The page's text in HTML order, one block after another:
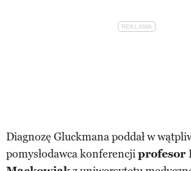
Diagnozę Gluckmana poddał w
pomysłodawca konferencjiprofesor